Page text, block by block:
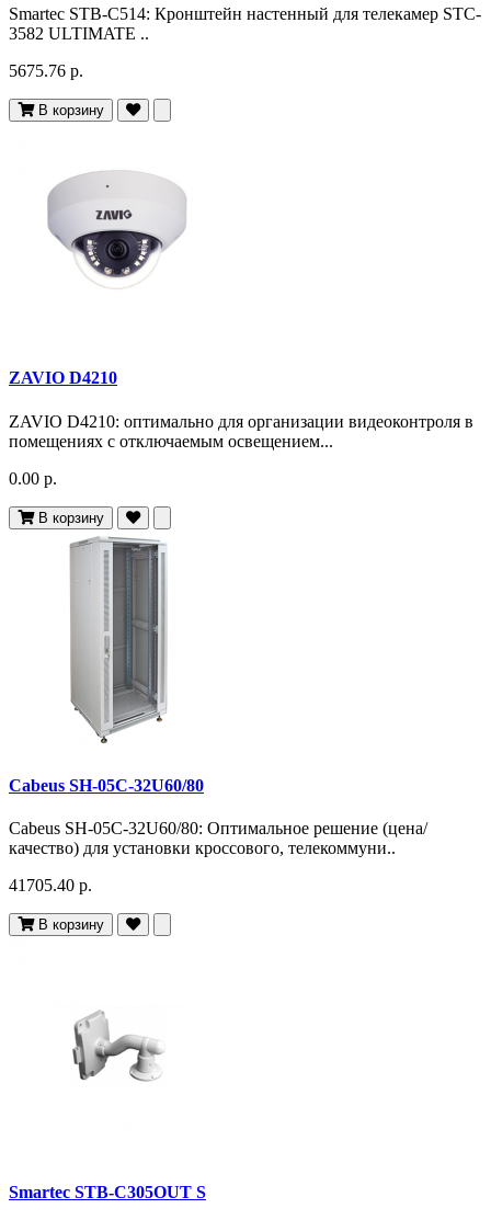
Smartec STB-C514: Кронштейн настенный для телекамер STC-
3582 ULTIMATE ..
5675.76 р.
В корзину
ZAVIO D4210
ZAVIO D4210: оптимально для организации видеоконтроля в
помещениях с отключаемым освещением...
0.00 р.
В корзину
Cabeus SH-05C-32U60/80
Cabeus SH-05C-32U60/80: Оптимальное решение (цена/
качество) для установки кроссового, телекоммуни..
41705.40 р.
В корзину
Smartec STB-C305OUT S